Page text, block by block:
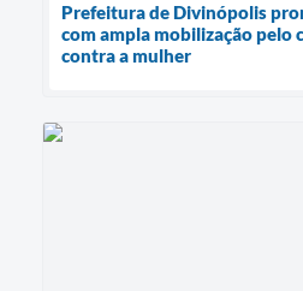
Prefeitura de Divinópolis
com ampla mobilização pelo
contra a mulher